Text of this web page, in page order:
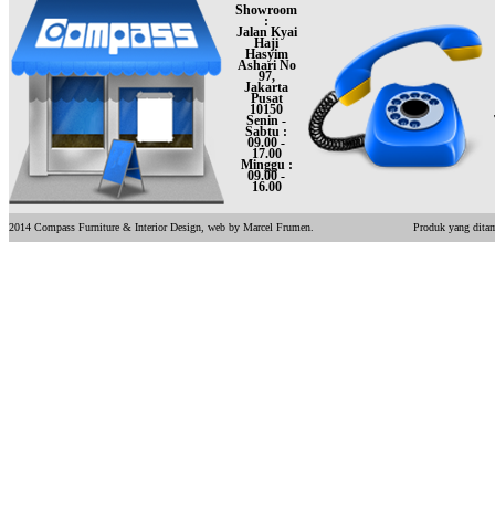
Showroom
:
Jalan Kyai
Haji
Hasyim
Ashari No
97,
Jakarta
Pusat
10150
Senin -
Sabtu :
09.00 -
17.00
Minggu :
09.00 -
16.00
2014 Compass Furniture & Interior Design, web by Marcel Frumen. Produk yang